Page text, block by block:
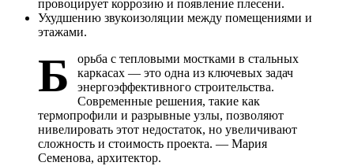
провоцирует коррозию и появление плесени.
Ухудшению звукоизоляции между помещениями и
этажами.
Б
орьба с тепловыми мостками в стальных
каркасах — это одна из ключевых задач
энергоэффективного строительства.
Современные решения, такие как
термопрофили и разрывные узлы, позволяют
нивелировать этот недостаток, но увеличивают
сложность и стоимость проекта. — Мария
Семенова, архитектор.